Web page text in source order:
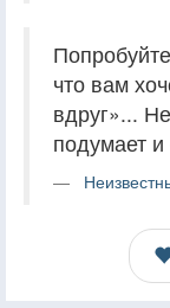
что вам
вдруг»...
подумает